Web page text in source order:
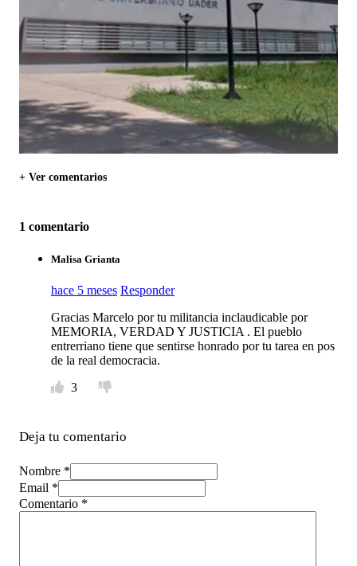
+ Ver comentarios
1 comentario
Malisa Grianta
hace 5 meses Responder
Gracias Marcelo por tu militancia inclaudicable por
MEMORIA, VERDAD Y JUSTICIA . El pueblo
entrerriano tiene que sentirse honrado por tu tarea en pos
de la real democracia.
3
Deja tu comentario
Nombre *
Email *
Comentario *